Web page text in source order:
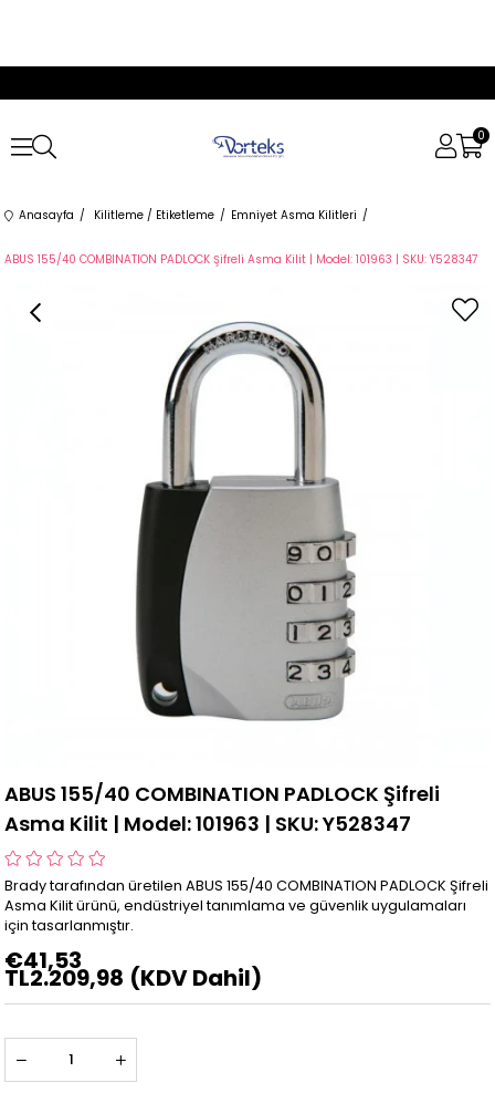
0
Anasayfa Kilitleme / Etiketleme Emniyet Asma Kilitleri
ABUS 155/40 COMBINATION PADLOCK Şifreli Asma Kilit | Model: 101963 | SKU: Y528347
ABUS 155/40 COMBINATION PADLOCK Şifreli
Asma Kilit | Model: 101963 | SKU: Y528347
Brady tarafından üretilen ABUS 155/40 COMBINATION PADLOCK Şifreli
Asma Kilit ürünü, endüstriyel tanımlama ve güvenlik uygulamaları
için tasarlanmıştır.
€41,53
TL2.209,98 (KDV Dahil)